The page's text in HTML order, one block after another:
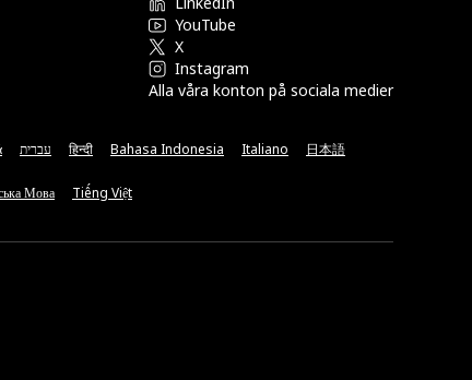
YouTube
X
Instagram
Alla våra konton på sociala medier
עברית हिन्दी Bahasa Indonesia Italiano 日本語
Мова Tiếng Việt